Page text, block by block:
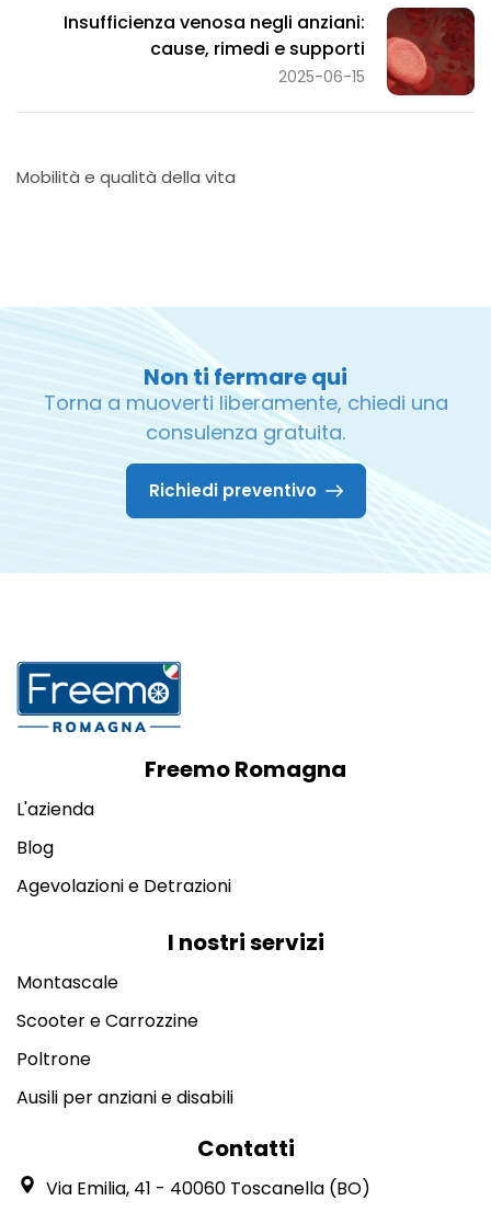
Insufficienza venosa negli anziani:
cause, rimedi e supporti
2025-06-15
Mobilità e qualità della vita
Non ti fermare qui
Torna a muoverti liberamente, chiedi una
consulenza gratuita.
Richiedi preventivo
Freemo Romagna
L'azienda
Blog
Agevolazioni e Detrazioni
I nostri servizi
Montascale
Scooter e Carrozzine
Poltrone
Ausili per anziani e disabili
Contatti
Via Emilia, 41 - 40060 Toscanella (BO)